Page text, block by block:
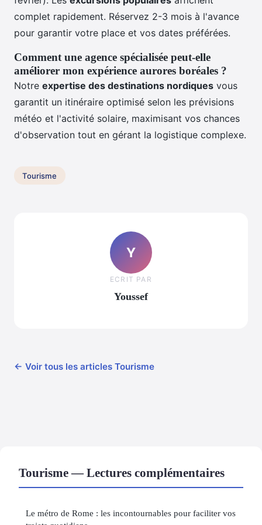
complet rapidement. Réservez 2-3 mois à l'avance
pour garantir votre place et vos dates préférées.
Comment une agence spécialisée peut-elle
améliorer mon expérience aurores boréales ?
Notre expertise des destinations nordiques vous
garantit un itinéraire optimisé selon les prévisions
météo et l'activité solaire, maximisant vos chances
d'observation tout en gérant la logistique complexe.
Tourisme
Y
ECRIT PAR
Youssef
← Voir tous les articles Tourisme
Tourisme — Lectures complémentaires
Le métro de Rome : les incontournables pour faciliter vos